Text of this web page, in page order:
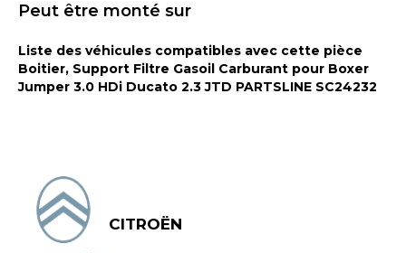
Peut être monté sur
Liste des véhicules compatibles avec cette pièce
Boitier, Support Filtre Gasoil Carburant pour Boxer
Jumper 3.0 HDi Ducato 2.3 JTD PARTSLINE SC24232
CITROËN